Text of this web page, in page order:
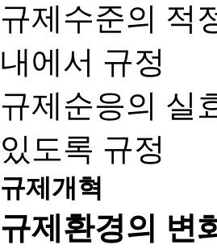
규제수준의 적
내에서 규정
규제순응의 실
있도록 규정
규제개혁
규제환경의 변